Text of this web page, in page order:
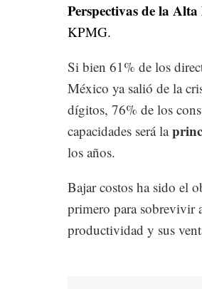
Perspectivas de la
KPMG.
Si bien 61% de los
México ya salió de la
dígitos, 76% de los
capacidades será la
los años.
Bajar costos ha sido el
primero para sobrevivir
productividad y sus